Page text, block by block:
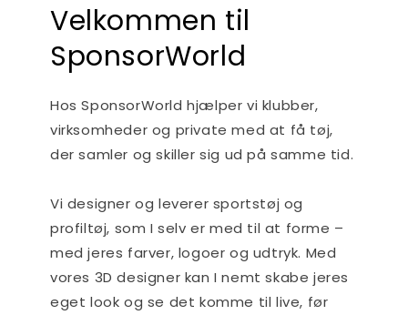
Velkommen til
SponsorWorld
Hos SponsorWorld hjælper vi klubber,
virksomheder og private med at få tøj,
der samler og skiller sig ud på samme tid.
Vi designer og leverer sportstøj og
profiltøj, som I selv er med til at forme –
med jeres farver, logoer og udtryk. Med
vores 3D designer kan I nemt skabe jeres
eget look og se det komme til live, før